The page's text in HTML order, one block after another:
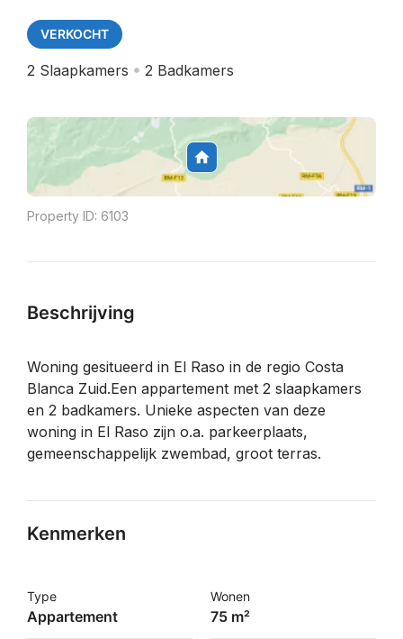
VERKOCHT
2 Slaapkamers 2 Badkamers
Property ID: 6103
Beschrijving
Woning gesitueerd in El Raso in de regio Costa
Blanca Zuid.Een appartement met 2 slaapkamers
en 2 badkamers. Unieke aspecten van deze
woning in El Raso zijn o.a. parkeerplaats,
gemeenschappelijk zwembad, groot terras.
Kenmerken
Type
Appartement
Wonen
75 m²